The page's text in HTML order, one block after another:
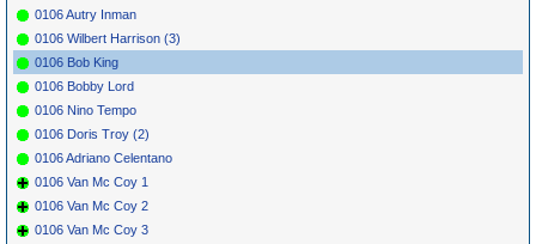
0106 Autry Inman
0106 Wilbert Harrison (3)
0106 Bob King
0106 Bobby Lord
0106 Nino Tempo
0106 Doris Troy (2)
0106 Adriano Celentano
0106 Van Mc Coy 1
0106 Van Mc Coy 2
0106 Van Mc Coy 3